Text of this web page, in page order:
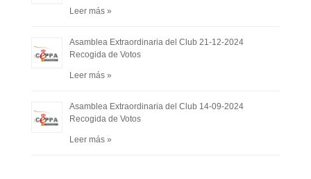
Leer más »
Asamblea Extraordinaria del Club 21-12-2024
Recogida de Votos
Leer más »
Asamblea Extraordinaria del Club 14-09-2024
Recogida de Votos
Leer más »